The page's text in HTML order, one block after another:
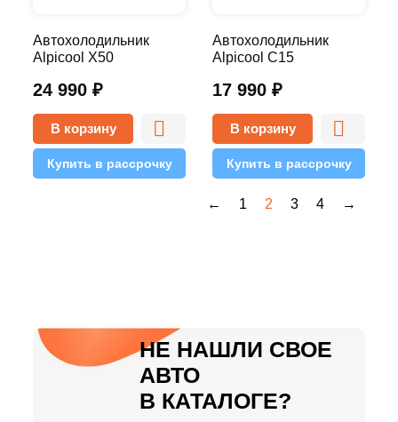
24 990 ₽
Автохолодильник
Alpicool X50
В корзину
Купить в рассрочку
17 990 ₽
Автохолодильник
Alpicool С15
В корзину
Купить в рассрочку
← 1 2 3 4 →
НЕ НАШЛИ СВОЕ
АВТО
В КАТАЛОГЕ?